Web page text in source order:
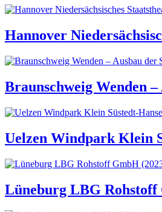
Hannover
Braunschweig Wenden
Uelzen Windpark Klein
Lüneburg LBG Rohstoff